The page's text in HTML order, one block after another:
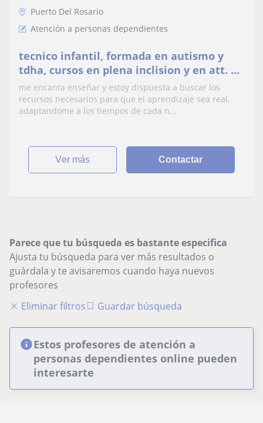
Puerto Del Rosario
Atención a personas dependientes
tecnico infantil, formada en autismo y
tdha, cursos en plena inclision y en att. a
personas con discpacidad
me encanta enseñar y estoy dispuesta a buscar los
recursos necesarios para que el aprendizaje sea real,
adaptandome a los tiempos de cada n...
ver más Contactar
Parece que tu búsqueda es bastante especifica
Ajusta tu búsqueda para ver más resultados o
guárdala y te avisaremos cuando haya nuevos
profesores
Eliminar filtros
Guardar búsqueda
Estos profesores de atención a
personas dependientes online pueden
interesarte